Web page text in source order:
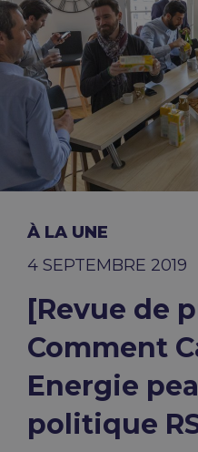
À LA UNE
4 SEPTEMBRE 2019
[Revue de
Comment
Energie
politique